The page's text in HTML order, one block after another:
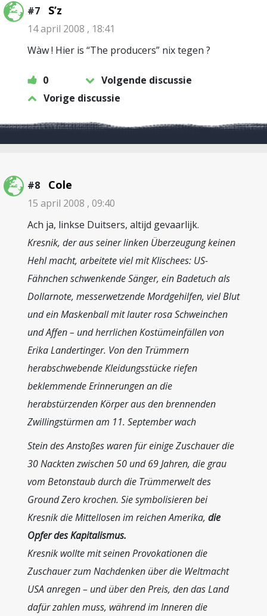
#7 S’z
14 april 2008 , 18:41
Wàw ! Hier is “The producers” nix tegen ?
0
Volgende discussie
Vorige discussie
#8 Cole
15 april 2008 , 09:40
Ach ja, linkse Duitsers, altijd gevaarlijk.
Kresnik, der aus seiner linken Überzeugung keinen
Hehl macht, arbeitete viel mit Klischees: US-
Fähnchen schwenkende Sänger, ein Badetuch als
Dollarnote, messerwetzende Mordgehilfen, viel Blut
und ein Maskenball mit lauter rosa Schweinchen
und Affen – und herrlichen Kostümeinfällen von
Erika Landertinger. Von den Trümmern
herabschwebende Kleidungsstücke riefen
beklemmende Erinnerungen an die
herabstürzenden Körper aus den brennenden
Zwillingstürmen am 11. September wach
Stein des Anstoßes waren für einige Zuschauer die
30 Nackten zwischen 50 und 69 Jahren, die grau
vom Betonstaub durch die Trümmerwelt des
Ground Zero krochen. Sie symbolisieren bei
Kresnik die Mittellosen im reichen Amerika, die
Opfer des Kapitalismus.
Kresnik wollte mit seinen Provokationen die
Zuschauer zum Nachdenken über die Weltmacht
USA anregen – und über den Preis, den das Land
dafür zahlen muss, während im Inneren die